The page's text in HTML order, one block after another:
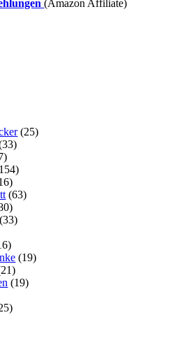
(Amazon Affiliate)
(25)
(63)
(33)
(19)
(19)